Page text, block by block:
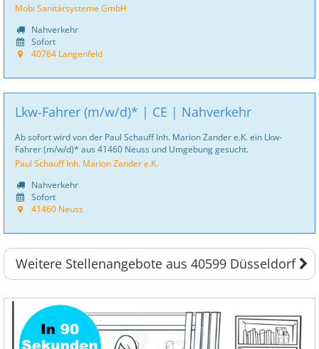
Mobi Sanitärsysteme GmbH
Nahverkehr
Sofort
40764 Langenfeld
Lkw-Fahrer (m/w/d)* | CE | Nahverkehr
Ab sofort wird von der Paul Schauff Inh. Marion Zander e.K. ein Lkw-
Fahrer (m/w/d)* aus 41460 Neuss und Umgebung gesucht.
Paul Schauff Inh. Marion Zander e.K.
Nahverkehr
Sofort
41460 Neuss
Weitere Stellenangebote aus 40599 Düsseldorf